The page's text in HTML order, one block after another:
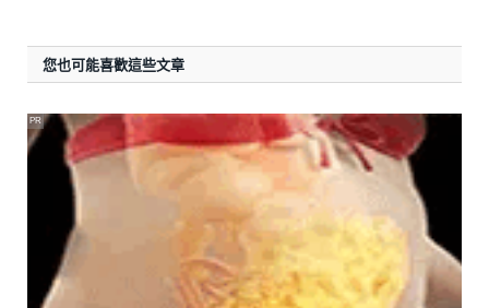
您也可能喜歡這些文章
PR